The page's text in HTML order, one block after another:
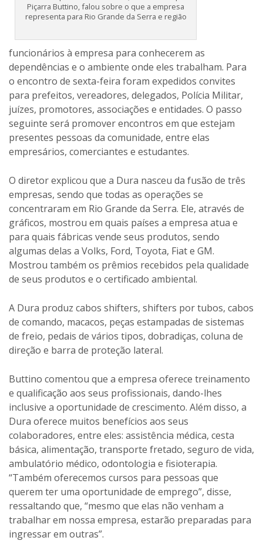
seguinte será promover encontros em que estejam
empresários, comerciantes e estudantes.
O diretor explicou que a Dura nasceu da fusão de três
empresas, sendo que todas as operações se
concentraram em Rio Grande da Serra. Ele, através de
gráficos, mostrou em quais países a empresa atua e
para quais fábricas vende seus produtos, sendo
algumas delas a Volks, Ford, Toyota, Fiat e GM.
Mostrou também os prêmios recebidos pela qualidade
A Dura produz cabos shifters, shifters por tubos, cabos
de comando, macacos, peças estampadas de sistemas
de freio, pedais de vários tipos, dobradiças, coluna de
direção e barra de proteção lateral.
Buttino comentou que a empresa oferece treinamento
e qualificação aos seus profissionais, dando-lhes
Dura oferece muitos benefícios aos seus
colaboradores, entre eles: assistência médica, cesta
básica, alimentação, transporte fretado, seguro de vida,
ambulatório médico, odontologia e fisioterapia.
querem ter uma oportunidade de emprego”, disse,
ressaltando que, “mesmo que elas não venham a
trabalhar em nossa empresa, estarão preparadas para
ingressar em outras”.
A empresa mantém laboratórios de qualidade e de
metrologia para testes e procura inovar no
desenvolvimento de peças, com investimento em novas
máquinas. Os seus funcionários são, sistematicamente,
submetidos a cursos e treinamento para obterem
melhor rendimento e qualidade nos serviços. Depois da
palestra de Buttino, os presentes fizeram uma visita às